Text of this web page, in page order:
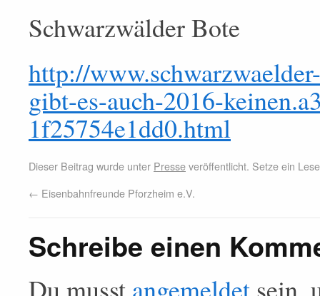
Schwarzwälder Bote
http://
gibt-es-auch-2016-
1f25754e1dd0.html
Dieser Beitrag wurde unter Presseveröffentlicht. Setze ein
← Eisenbahnfreunde Pforzheim e.V.
Schreibe einen
Du musst angemeldet sein,